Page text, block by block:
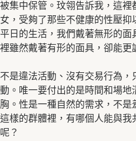
被集中保管。玟翎告訴我，這裡
女，受夠了那些不健康的性壓抑
平日的生活，我們戴著無形的面
裡雖然戴著有形的面具，卻能更
不是違法活動、沒有交易行為，
動。唯一要付出的是時間和場地
胸。性是一種自然的需求，不是
這樣的群體裡，有哪個人能與我
呢？